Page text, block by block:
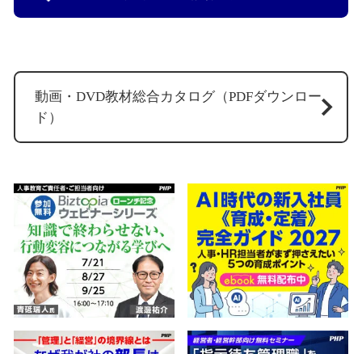
動画・DVD教材総合カタログ（PDFダウンロー
ド）